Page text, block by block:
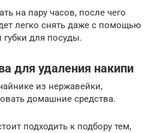
на пару часов, после чего
легко снять даже с помощью
для посуды.
для удаления накипи
из нержавейки,
домашние средства.
подходить к подбору тем,